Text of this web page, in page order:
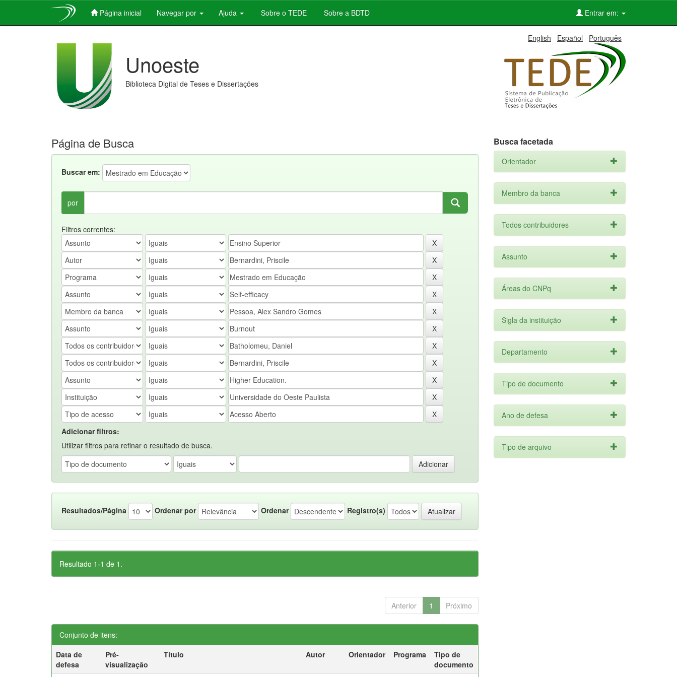
Página inicial Navegar por Ajuda Sobre o TEDE Sobre a BDTD Entrar em:
English Español Português
Unoeste
Biblioteca Digital de Teses e Dissertações
Página de Busca
Buscar em:
por
Filtros correntes:
Adicionar filtros:
Utilizar filtros para refinar o resultado de busca.
Resultados/Página Ordenar por Ordenar Registro(s)
Resultado 1-1 de 1.
Anterior 1 Próximo
Conjunto de itens:
Data de
defesa
Pré-
visualização
Título Autor Orientador Programa
Tipo de
documento
Busca facetada
Orientador
Membro da banca
Todos contribuidores
Assunto
Áreas do CNPq
Sigla da instituição
Departamento
Tipo de documento
Ano de defesa
Tipo de arquivo